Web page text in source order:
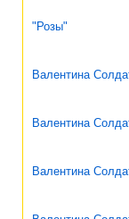
"Розы"
Валентина
Валентина
Валентина